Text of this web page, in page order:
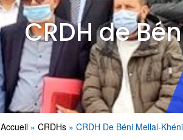
CRDH de
Accueil CRDHs CRDH De Béni Mellal-